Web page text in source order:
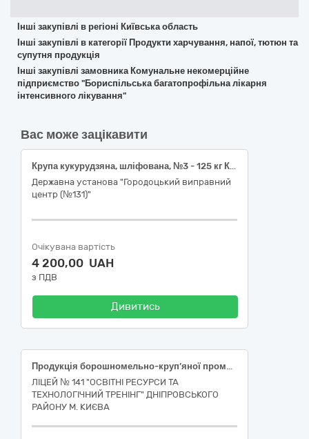
Інші закупівлі в регіоні Київська область
Інші закупівлі в категорії Продукти харчування, напої, тютюн та
супутня продукція
Інші закупівлі замовника Комунальне некомерційне
підприємство "Бориспільська багатопрофільна лікарня
інтенсивного лікування"
Вас може зацікавити
Крупа кукурудзяна, шліфована, №3 - 125 кг Крупа ячна № 2 - 50 кг
Державна установа "Городоцький виправний
центр (№131)"
Очікувана вартість
4 200,00 UAH
з ПДВ
Дивитись
Продукція борошномельно-круп’яної промисловості
ЛІЦЕЙ № 141 "ОСВІТНІ РЕСУРСИ ТА
ТЕХНОЛОГІЧНИЙ ТРЕНІНГ" ДНІПРОВСЬКОГО
РАЙОНУ М. КИЄВА